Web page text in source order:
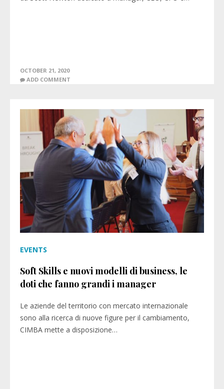
OCTOBER 21, 2020
ADD COMMENT
EVENTS
Soft Skills e nuovi modelli di business, le
doti che fanno grandi i manager
Le aziende del territorio con mercato internazionale
sono alla ricerca di nuove figure per il cambiamento,
CIMBA mette a disposizione…